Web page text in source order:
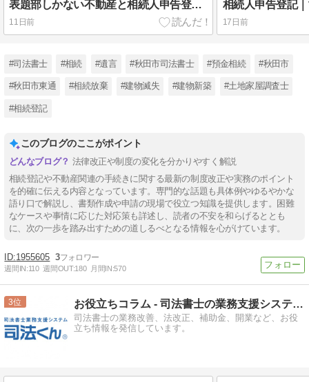
表題部しかない不動産と相続人申告登記｜司法書士おぎわら相続登記事務所秋田
11日前 17日前
#司法書士 #相続 #遺言 #秋田市司法書士 #預金相続 #秋田市
#秋田市東通 #相続放棄 #建物滅失 #建物新築 #土地家屋調査士
#相続登記
このブログのここがポイント
法律改正や制度の変化を分かりやすく解説
相続登記や不動産関連の手続きに関する最新の制度改正や実務のポイント
を的確に伝える内容となっています。専門的な話題も具体例やゆるやかな
語り口で解説し、書類作成や申請の現場で役立つ知識を提供します。困難
なケースや事情に応じた対応策も詳述し、読者の不安を和らげるととも
に、次の一歩を踏み出すための道しるべとなる情報を心がけています。
1955605 3
週間IN:110 週間OUT:180 月間IN:570
3 お役立ちコラム - 司法書士の業務支援システム | 司法くん
司法書士の業務改善、法改正、補助金、開業など、お役
立ち情報を発信しています。